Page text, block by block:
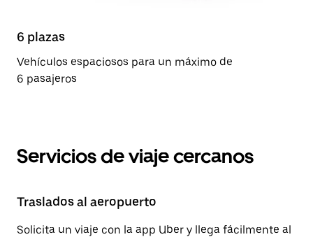
6 plazas
Vehículos espaciosos para un máximo de
6 pasajeros
Servicios de viaje cercanos
Traslados al aeropuerto
Solicita un viaje con la app Uber y llega fácilmente al